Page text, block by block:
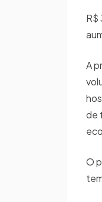
R$
A
de
O